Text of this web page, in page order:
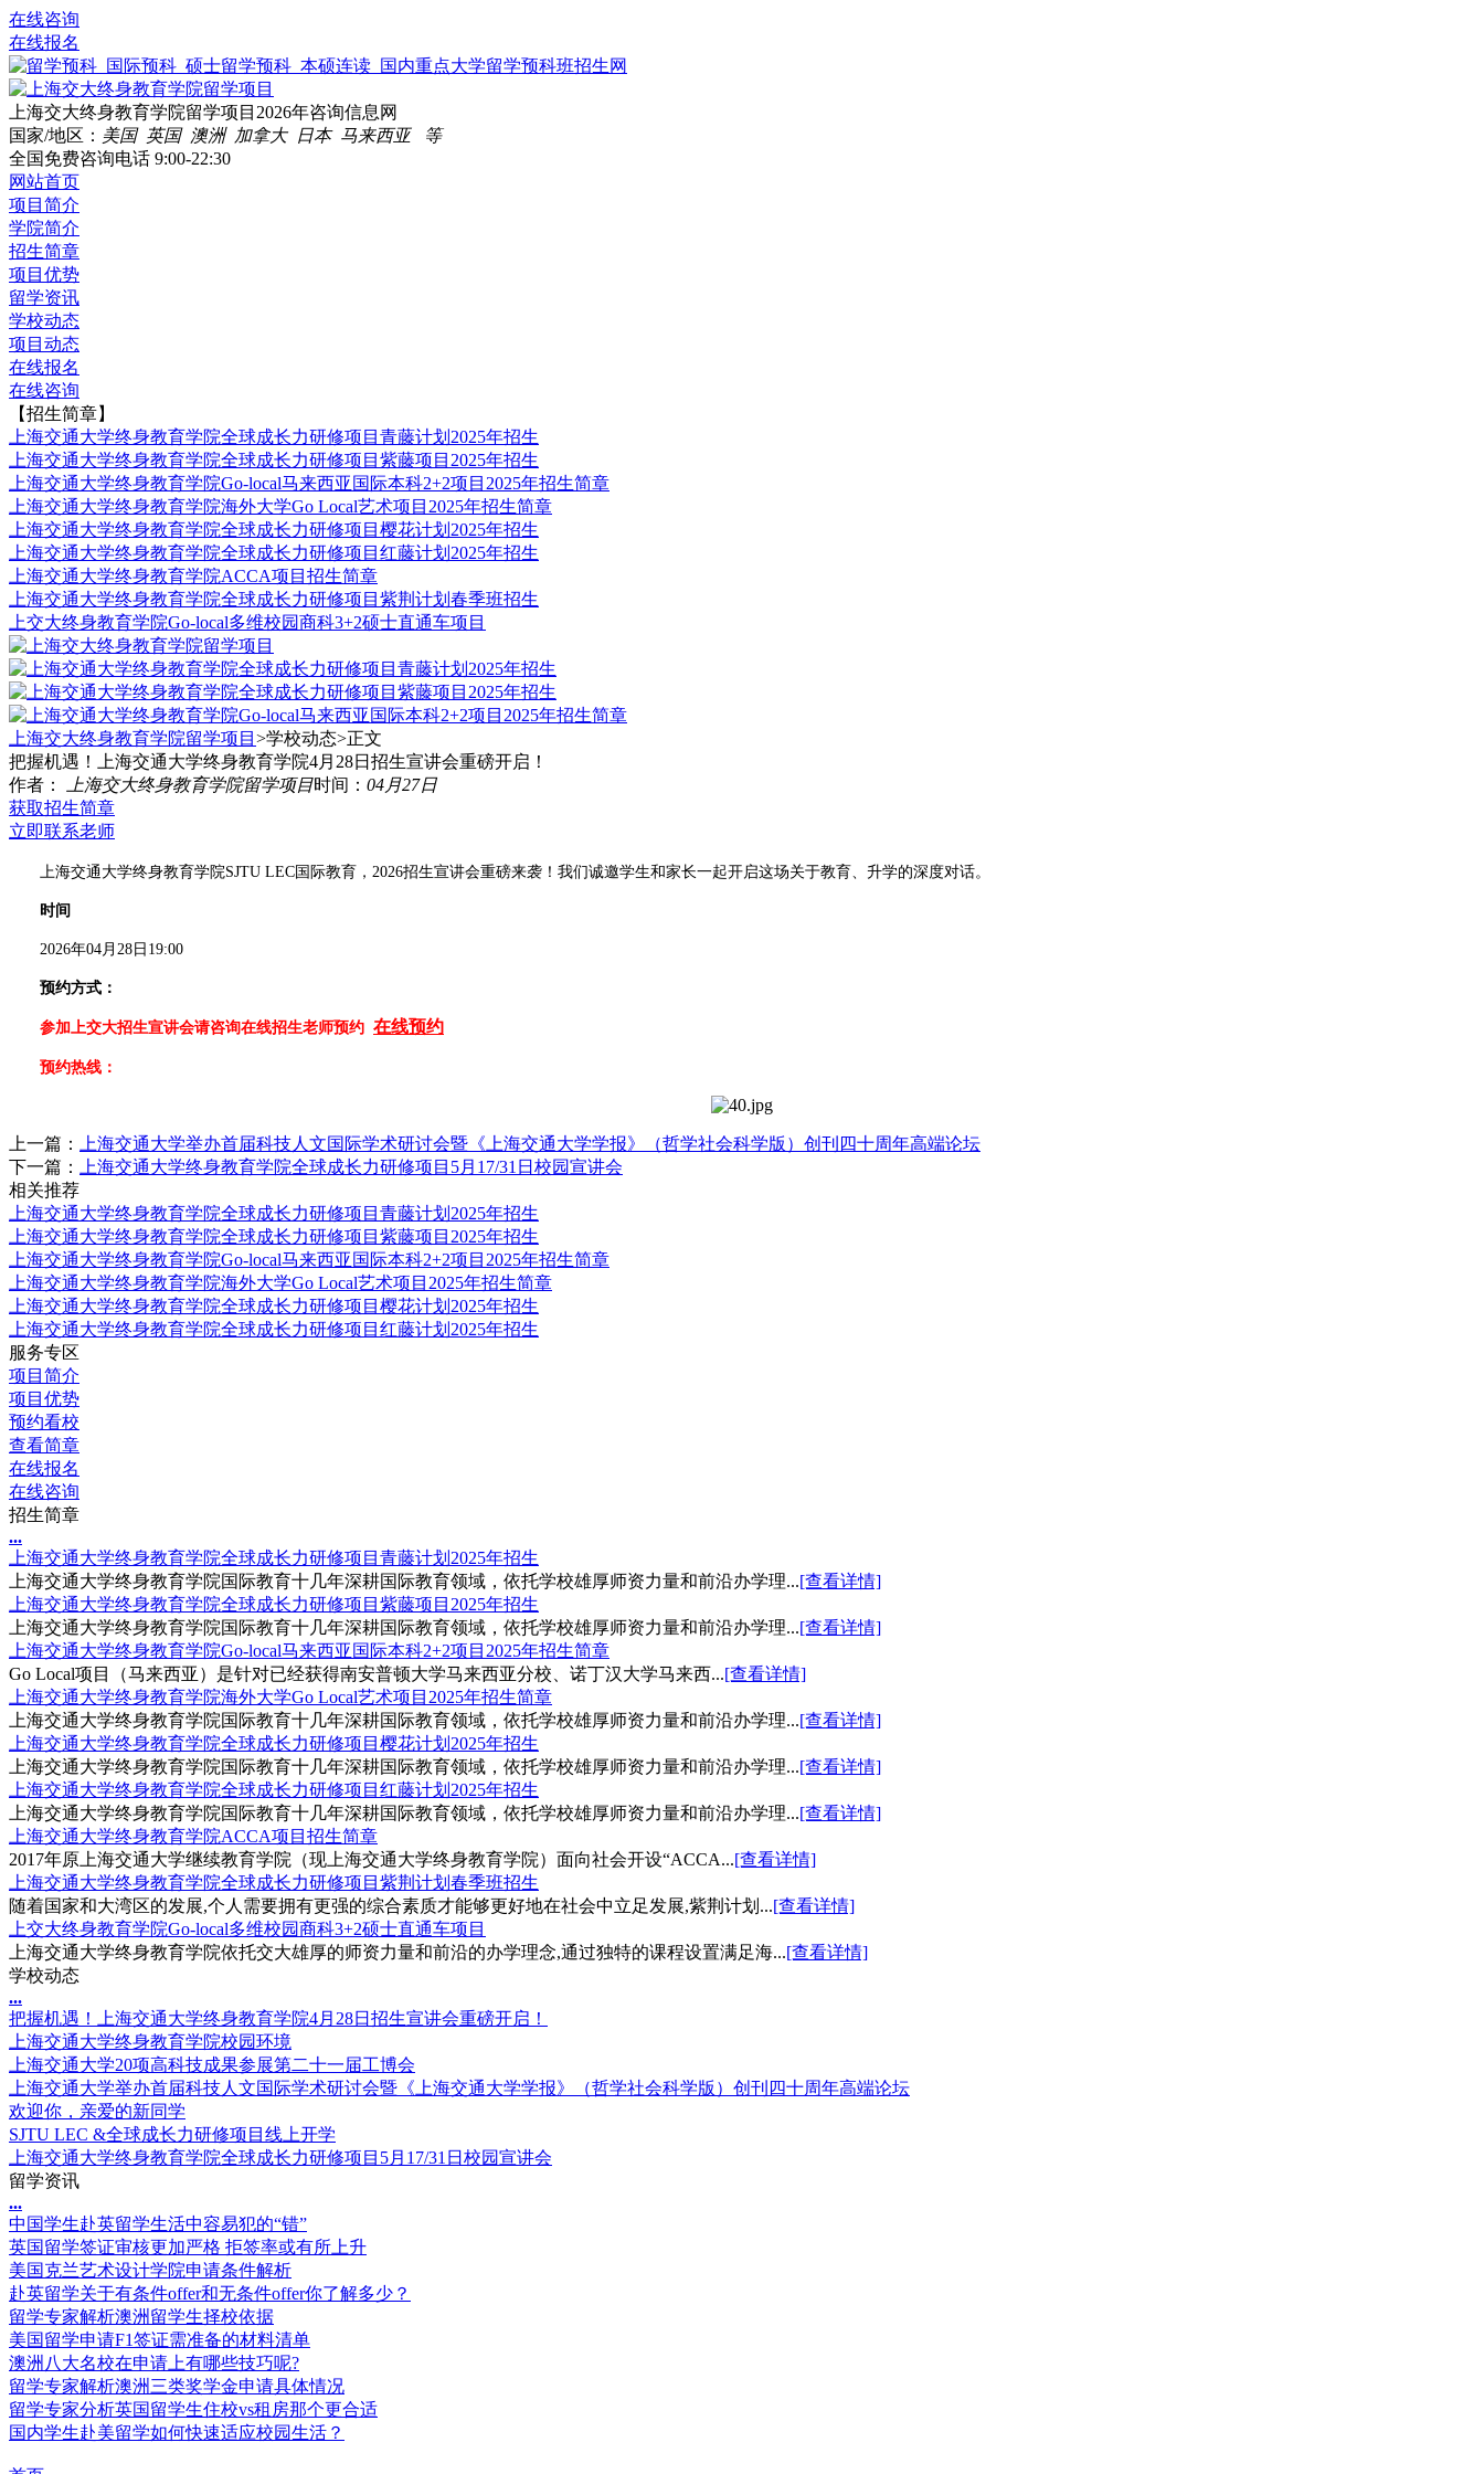
在线咨询
在线报名
上海交大终身教育学院留学项目2026年咨询信息网
国家/地区： 美国 英国 澳洲 加拿大 日本 马来西亚 等
全国免费咨询电话 9:00-22:30
网站首页
项目简介
学院简介
招生简章
项目优势
留学资讯
学校动态
项目动态
在线报名
在线咨询
【招生简章】
上海交通大学终身教育学院全球成长力研修项目青藤计划2025年招生
上海交通大学终身教育学院全球成长力研修项目紫藤项目2025年招生
上海交通大学终身教育学院Go-local马来西亚国际本科2+2项目2025年招生简章
上海交通大学终身教育学院海外大学Go Local艺术项目2025年招生简章
上海交通大学终身教育学院全球成长力研修项目樱花计划2025年招生
上海交通大学终身教育学院全球成长力研修项目红藤计划2025年招生
上海交通大学终身教育学院ACCA项目招生简章
上海交通大学终身教育学院全球成长力研修项目紫荆计划春季班招生
上交大终身教育学院Go-local多维校园商科3+2硕士直通车项目
上海交大终身教育学院留学项目 >学校动态>正文
把握机遇！上海交通大学终身教育学院4月28日招生宣讲会重磅开启！
作者：
上海交大终身教育学院留学项目时间： 04月27日
获取招生简章
立即联系老师
上海交通大学终身教育学院SJTU LEC国际教育，2026招生宣讲会重磅来袭！我们诚邀学生和家长一起开启这场关于教育、升学的深度对话。
时间
2026年04月28日19:00
预约方式：
参加上交大招生宣讲会请咨询在线招生老师预约 在线预约
预约热线：
上一篇：
上海交通大学举办首届科技人文国际学术研讨会暨《上海交通大学学报》（哲学社会科学版）创刊四十周年高端论坛
下一篇：
上海交通大学终身教育学院全球成长力研修项目5月17/31日校园宣讲会
相关推荐
上海交通大学终身教育学院全球成长力研修项目青藤计划2025年招生
上海交通大学终身教育学院全球成长力研修项目紫藤项目2025年招生
上海交通大学终身教育学院Go-local马来西亚国际本科2+2项目2025年招生简章
上海交通大学终身教育学院海外大学Go Local艺术项目2025年招生简章
上海交通大学终身教育学院全球成长力研修项目樱花计划2025年招生
上海交通大学终身教育学院全球成长力研修项目红藤计划2025年招生
服务专区
项目简介
项目优势
预约看校
查看简章
在线报名
在线咨询
招生简章
...
上海交通大学终身教育学院全球成长力研修项目青藤计划2025年招生
上海交通大学终身教育学院国际教育十几年深耕国际教育领域，依托学校雄厚师资力量和前沿办学理...[查看详情]
上海交通大学终身教育学院全球成长力研修项目紫藤项目2025年招生
上海交通大学终身教育学院国际教育十几年深耕国际教育领域，依托学校雄厚师资力量和前沿办学理...[查看详情]
上海交通大学终身教育学院Go-local马来西亚国际本科2+2项目2025年招生简章
Go Local项目（马来西亚）是针对已经获得南安普顿大学马来西亚分校、诺丁汉大学马来西...[查看详情]
上海交通大学终身教育学院海外大学Go Local艺术项目2025年招生简章
上海交通大学终身教育学院国际教育十几年深耕国际教育领域，依托学校雄厚师资力量和前沿办学理...[查看详情]
上海交通大学终身教育学院全球成长力研修项目樱花计划2025年招生
上海交通大学终身教育学院国际教育十几年深耕国际教育领域，依托学校雄厚师资力量和前沿办学理...[查看详情]
上海交通大学终身教育学院全球成长力研修项目红藤计划2025年招生
上海交通大学终身教育学院国际教育十几年深耕国际教育领域，依托学校雄厚师资力量和前沿办学理...[查看详情]
上海交通大学终身教育学院ACCA项目招生简章
2017年原上海交通大学继续教育学院（现上海交通大学终身教育学院）面向社会开设“ACCA...[查看详情]
上海交通大学终身教育学院全球成长力研修项目紫荆计划春季班招生
随着国家和大湾区的发展,个人需要拥有更强的综合素质才能够更好地在社会中立足发展,紫荆计划...[查看详情]
上交大终身教育学院Go-local多维校园商科3+2硕士直通车项目
上海交通大学终身教育学院依托交大雄厚的师资力量和前沿的办学理念,通过独特的课程设置满足海...[查看详情]
学校动态
...
把握机遇！上海交通大学终身教育学院4月28日招生宣讲会重磅开启！
上海交通大学终身教育学院校园环境
上海交通大学20项高科技成果参展第二十一届工博会
上海交通大学举办首届科技人文国际学术研讨会暨《上海交通大学学报》（哲学社会科学版）创刊四十周年高端论坛
欢迎你，亲爱的新同学
SJTU LEC &全球成长力研修项目线上开学
上海交通大学终身教育学院全球成长力研修项目5月17/31日校园宣讲会
留学资讯
...
中国学生赴英留学生活中容易犯的“错”
英国留学签证审核更加严格 拒签率或有所上升
美国克兰艺术设计学院申请条件解析
赴英留学关于有条件offer和无条件offer你了解多少？
留学专家解析澳洲留学生择校依据
美国留学申请F1签证需准备的材料清单
澳洲八大名校在申请上有哪些技巧呢?
留学专家解析澳洲三类奖学金申请具体情况
留学专家分析英国留学生住校vs租房那个更合适
国内学生赴美留学如何快速适应校园生活？